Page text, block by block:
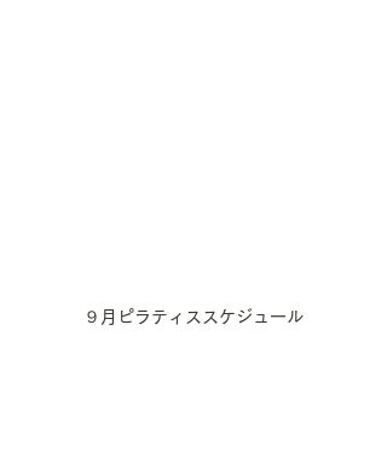
９月ピラティススケジュール